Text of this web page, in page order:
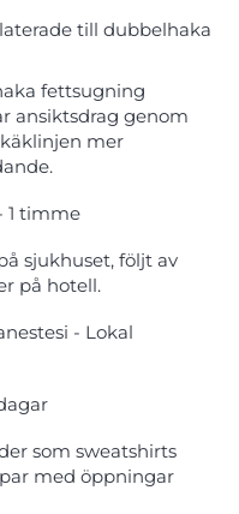
till dubbelhaka
fettsugning
ansiktsdrag genom
mer
1 timme
sjukhuset, följt av
på hotell.
- Lokal
som sweatshirts
med öppningar